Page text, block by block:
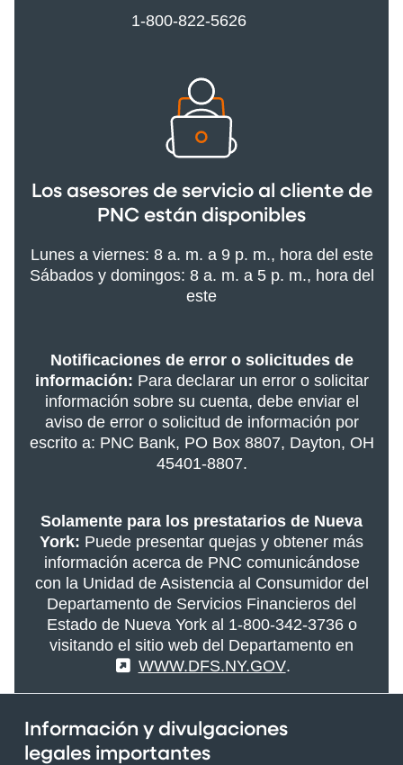
1-800-822-5626
Los asesores de servicio al cliente de
PNC están disponibles
Lunes a viernes: 8 a. m. a 9 p. m., hora del este
Sábados y domingos: 8 a. m. a 5 p. m., hora del
este
Notificaciones de error o solicitudes de
información: Para declarar un error o solicitar
información sobre su cuenta, debe enviar el
aviso de error o solicitud de información por
escrito a: PNC Bank, PO Box 8807, Dayton, OH
45401-8807.
Solamente para los prestatarios de Nueva
York: Puede presentar quejas y obtener más
información acerca de PNC comunicándose
con la Unidad de Asistencia al Consumidor del
Departamento de Servicios Financieros del
Estado de Nueva York al 1-800-342-3736 o
visitando el sitio web del Departamento en
(External)
WWW.DFS.NY.GOV.
Información y divulgaciones
legales importantes